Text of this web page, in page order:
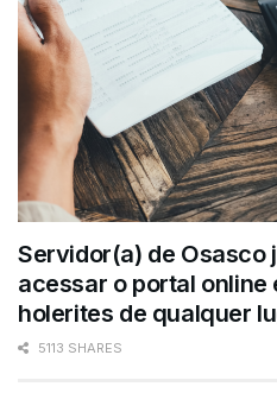
Servidor(a) de Osasco
acessar o portal online
holerites de qualquer
5113 SHARES